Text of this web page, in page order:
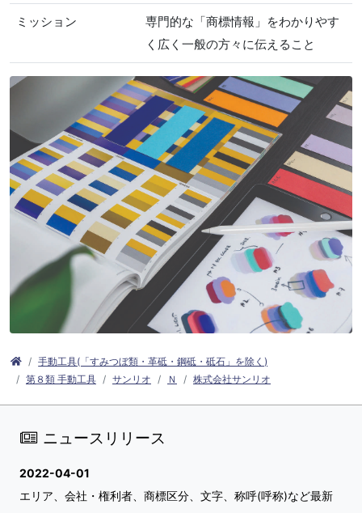
ミッション
専門的な「商標情報」をわかりやす
く広く一般の方々に伝えること
手動工具(「すみつぼ類・革砥・鋼砥・砥石」を除く)
第８類 手動工具
サンリオ Ｎ 株式会社サンリオ
ニュースリリース
2022-04-01
エリア、会社・権利者、商標区分、文字、称呼(呼称)など最新